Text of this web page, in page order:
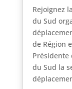
Rejoignez
du Sud
de Région
Présidente
du Sud la